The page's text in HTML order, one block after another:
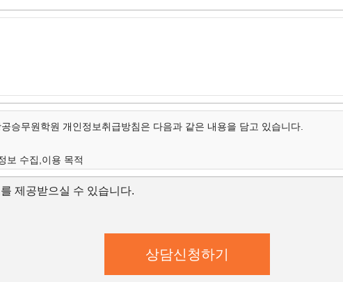
승무원학원 개인정보취급방침은 다음과 같은 내용을 담고 있습니다.
보 수집,이용 목적
는 개인정보의 항목
보의 보유 및 이용 기간
내 상담신청(입학문의, 상담신청)
의에 대한 학과담당자들의 전화 및 이메일 상담
제공받으실 수 있습니다.